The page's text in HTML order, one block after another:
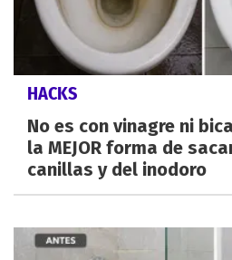
HACKS
No es con vinagre ni
la MEJOR forma de
canillas y del inodoro